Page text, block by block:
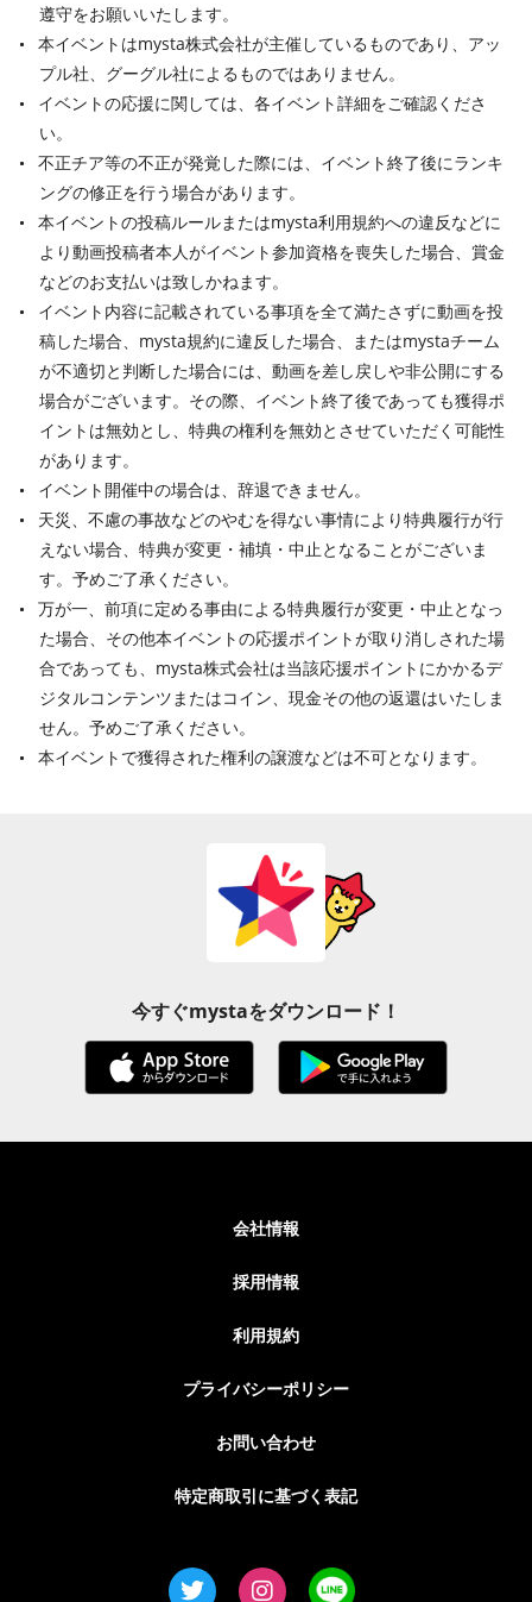
遵守をお願いいたします。
本イベントはmysta株式会社が主催しているものであり、アッ
プル社、グーグル社によるものではありません。
イベントの応援に関しては、各イベント詳細をご確認くださ
い。
不正チア等の不正が発覚した際には、イベント終了後にランキ
ングの修正を行う場合があります。
本イベントの投稿ルールまたはmysta利用規約への違反などに
より動画投稿者本人がイベント参加資格を喪失した場合、賞金
などのお支払いは致しかねます。
イベント内容に記載されている事項を全て満たさずに動画を投
稿した場合、mysta規約に違反した場合、またはmystaチーム
が不適切と判断した場合には、動画を差し戻しや非公開にする
場合がございます。その際、イベント終了後であっても獲得ポ
イントは無効とし、特典の権利を無効とさせていただく可能性
があります。
イベント開催中の場合は、辞退できません。
天災、不慮の事故などのやむを得ない事情により特典履行が行
えない場合、特典が変更・補填・中止となることがございま
す。予めご了承ください。
万が一、前項に定める事由による特典履行が変更・中止となっ
た場合、その他本イベントの応援ポイントが取り消しされた場
合であっても、mysta株式会社は当該応援ポイントにかかるデ
ジタルコンテンツまたはコイン、現金その他の返還はいたしま
せん。予めご了承ください。
本イベントで獲得された権利の譲渡などは不可となります。
今すぐmystaをダウンロード！
会社情報
採用情報
利用規約
プライバシーポリシー
お問い合わせ
特定商取引に基づく表記